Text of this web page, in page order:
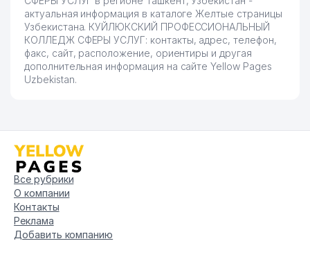
актуальная информация в каталоге Желтые страницы
Узбекистана. КУЙЛЮКСКИЙ ПРОФЕССИОНАЛЬНЫЙ
КОЛЛЕДЖ СФЕРЫ УСЛУГ: контакты, адрес, телефон,
факс, сайт, расположение, ориентиры и другая
дополнительная информация на сайте Yellow Pages
Uzbekistan.
Все рубрики
О компании
Контакты
Реклама
Добавить компанию